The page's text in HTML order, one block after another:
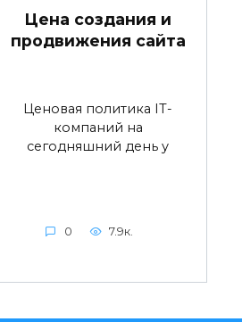
Цена создания и
продвижения сайта
Ценовая политика IT-
компаний на
сегодняшний день у
0 7.9к.